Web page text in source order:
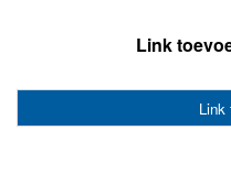
Link
Link